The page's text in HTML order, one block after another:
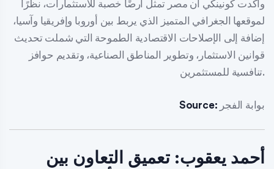
وأكدت كونينكي أن مصر تمثل أرضًا خصبة للاستثمارات، نظرًا
لموقعها الجغرافي المتميز الذي يربط بين أوروبا وإفريقيا وآسيا،
إضافة إلى الإصلاحات الاقتصادية الطموحة التي شملت تحديث
قوانين الاستثمار، وتطوير المناطق الصناعية، وتقديم حوافز
تنافسية للمستثمرين.
Source: بوابة الفجر
أحمد يعقوب: تعميق التعاون بين